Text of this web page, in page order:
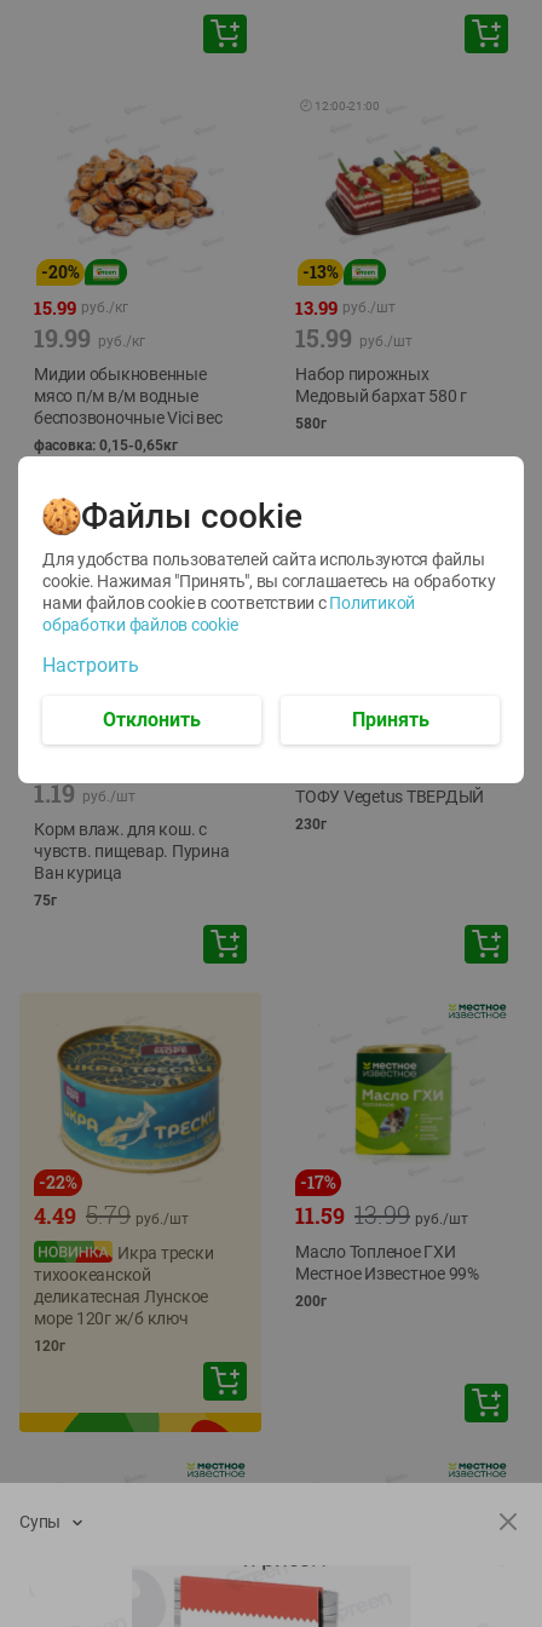
-20%
15.99 руб./кг
19.99 руб./кг
Мидии обыкновенные
мясо п/м в/м водные
беспозвоночные Vici вес
фасовка: 0,15-0,65кг
🕘 12:00-21:00
-13%
13.99 руб./шт
15.99 руб./шт
Набор пирожных
Медовый бархат 580 г
580г
1.19 руб./шт
Корм влаж. для кош. с
чувств. пищевар. Пурина
Ван курица
75г
ТОФУ Vegetus ТВЕРДЫЙ
230г
-22%
5.79
4.49 руб./шт
Икра трески
тихоокеанской
деликатесная Лунское
море 120г ж/б ключ
120г
-17%
13.99
11.59 руб./шт
Масло Топленое ГХИ
Местное Известное 99%
200г
Супы
Файлы cookie
Для удобства пользователей сайта используются файлы
cookie. Нажимая "Принять", вы соглашаетесь на обработку
нами файлов cookie в соответствии с Политикой
обработки файлов cookie
Настроить
Отклонить Принять